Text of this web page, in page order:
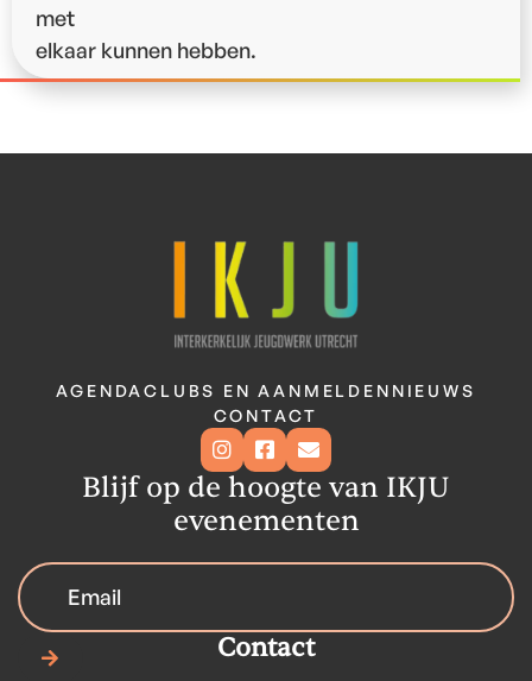
met
elkaar kunnen hebben.
AGENDACLUBS EN AANMELDEN NIEUWS
CONTACT
  
Blijf op de hoogte van IKJU
evenementen
 Contact